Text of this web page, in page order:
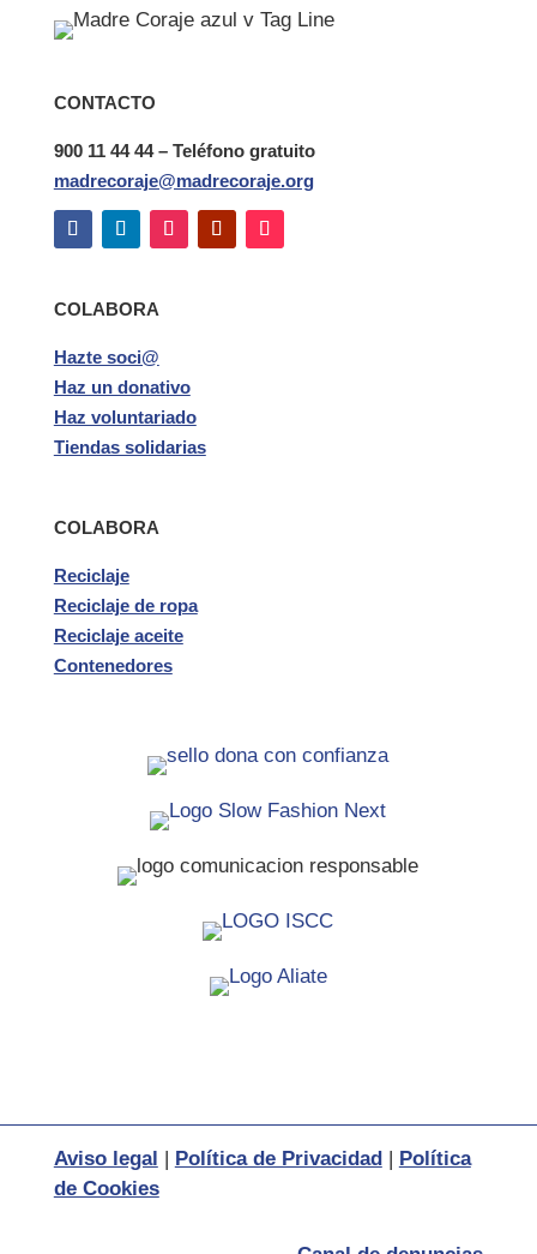
CONTACTO
900 11 44 44 – Teléfono gratuito
madrecoraje@madrecoraje.org
COLABORA
Hazte soci@
Haz un donativo
Haz voluntariado
Tiendas solidarias
COLABORA
Reciclaje
Reciclaje de ropa
Reciclaje aceite
Contenedores
Aviso legal | Política de Privacidad | Política
de Cookies